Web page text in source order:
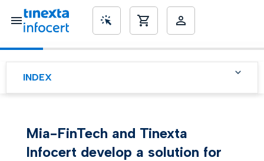
INDEX
Soluția Digital Lending
Mia-FinTech and Tinexta
Infocert develop a solution for